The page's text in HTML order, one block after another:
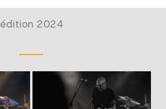
édition 2024